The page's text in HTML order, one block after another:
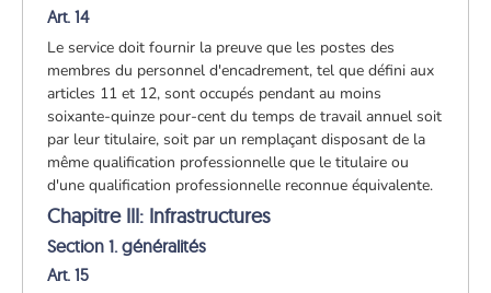
Art. 14
Le service doit fournir la preuve que les postes des
membres du personnel d'encadrement, tel que défini aux
articles 11 et 12, sont occupés pendant au moins
soixante-quinze pour-cent du temps de travail annuel soit
par leur titulaire, soit par un remplaçant disposant de la
même qualification professionnelle que le titulaire ou
d'une qualification professionnelle reconnue équivalente.
Chapitre III: Infrastructures
Section 1. généralités
Art. 15